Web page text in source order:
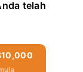
telah